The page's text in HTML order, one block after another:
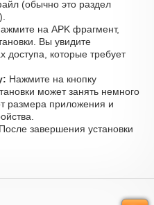
(обычно это раздел
на APK фрагмент,
Вы увидите
доступа, которые требует
Нажмите на кнопку
может занять немного
размера приложения и
После завершения установки